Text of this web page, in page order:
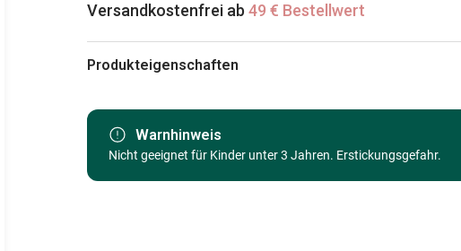
Versandkostenfrei ab 49 € Bestellwert
Produkteigenschaften
Kategorie
ab 6 Jahre (50
Warnhinweis
Nicht geeignet für Kinder unter 3 Jahren. Erstickungsgefahr.